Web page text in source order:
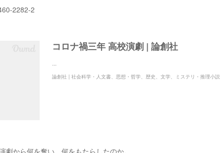
2282-2
コロナ禍三年 高校演劇 | 論創社
...
劇から何を奪い、何をもたらしたのか。